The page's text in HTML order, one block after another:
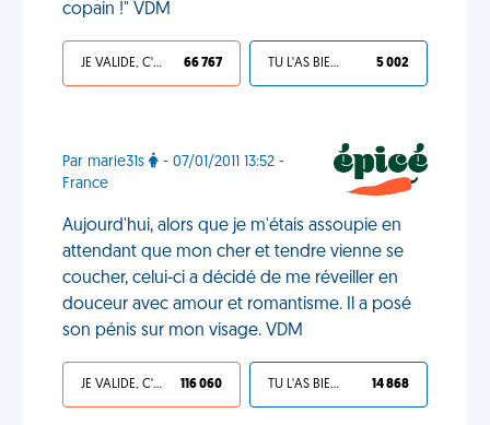
copain !" VDM
JE VALIDE, C'EST UNE VDM 66 767 TU L'AS BIEN MÉRITÉ 5 002
Par marie31s
- 07/01/2011 13:52 -
France
Aujourd'hui, alors que je m'étais assoupie en
attendant que mon cher et tendre vienne se
coucher, celui-ci a décidé de me réveiller en
douceur avec amour et romantisme. Il a posé
son pénis sur mon visage. VDM
JE VALIDE, C'EST UNE VDM 116 060 TU L'AS BIEN MÉRITÉ 14 868